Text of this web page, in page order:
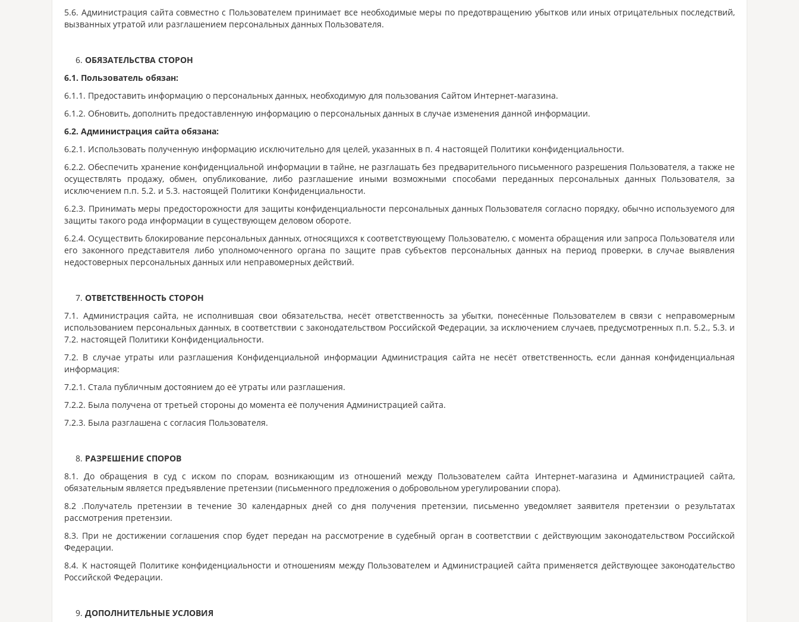
5.6. Администрация сайта совместно с Пользователем принимает все необходимые меры по предотвращению убытков или иных отрицательных последствий,
вызванных утратой или разглашением персональных данных Пользователя.
ОБЯЗАТЕЛЬСТВА СТОРОН
6.1. Пользователь обязан:
6.1.1. Предоставить информацию о персональных данных, необходимую для пользования Сайтом Интернет-магазина.
6.1.2. Обновить, дополнить предоставленную информацию о персональных данных в случае изменения данной информации.
6.2. Администрация сайта обязана:
6.2.1. Использовать полученную информацию исключительно для целей, указанных в п. 4 настоящей Политики конфиденциальности.
6.2.2. Обеспечить хранение конфиденциальной информации в тайне, не разглашать без предварительного письменного разрешения Пользователя, а также не
осуществлять продажу, обмен, опубликование, либо разглашение иными возможными способами переданных персональных данных Пользователя, за
исключением п.п. 5.2. и 5.3. настоящей Политики Конфиденциальности.
6.2.3. Принимать меры предосторожности для защиты конфиденциальности персональных данных Пользователя согласно порядку, обычно используемого для
защиты такого рода информации в существующем деловом обороте.
6.2.4. Осуществить блокирование персональных данных, относящихся к соответствующему Пользователю, с момента обращения или запроса Пользователя или
его законного представителя либо уполномоченного органа по защите прав субъектов персональных данных на период проверки, в случае выявления
недостоверных персональных данных или неправомерных действий.
ОТВЕТСТВЕННОСТЬ СТОРОН
7.1. Администрация сайта, не исполнившая свои обязательства, несёт ответственность за убытки, понесённые Пользователем в связи с неправомерным
использованием персональных данных, в соответствии с законодательством Российской Федерации, за исключением случаев, предусмотренных п.п. 5.2., 5.3. и
7.2. настоящей Политики Конфиденциальности.
7.2. В случае утраты или разглашения Конфиденциальной информации Администрация сайта не несёт ответственность, если данная конфиденциальная
информация:
7.2.1. Стала публичным достоянием до её утраты или разглашения.
7.2.2. Была получена от третьей стороны до момента её получения Администрацией сайта.
7.2.3. Была разглашена с согласия Пользователя.
РАЗРЕШЕНИЕ СПОРОВ
8.1. До обращения в суд с иском по спорам, возникающим из отношений между Пользователем сайта Интернет-магазина и Администрацией сайта,
обязательным является предъявление претензии (письменного предложения о добровольном урегулировании спора).
8.2 .Получатель претензии в течение 30 календарных дней со дня получения претензии, письменно уведомляет заявителя претензии о результатах
рассмотрения претензии.
8.3. При не достижении соглашения спор будет передан на рассмотрение в судебный орган в соответствии с действующим законодательством Российской
Федерации.
8.4. К настоящей Политике конфиденциальности и отношениям между Пользователем и Администрацией сайта применяется действующее законодательство
Российской Федерации.
ДОПОЛНИТЕЛЬНЫЕ УСЛОВИЯ